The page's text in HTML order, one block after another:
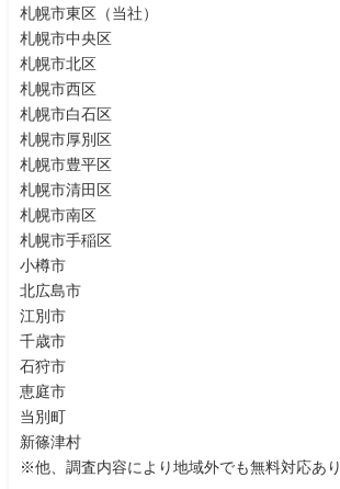
札幌市東区（当社）
札幌市中央区
札幌市北区
札幌市西区
札幌市白石区
札幌市厚別区
札幌市豊平区
札幌市清田区
札幌市南区
札幌市手稲区
小樽市
北広島市
江別市
千歳市
石狩市
恵庭市
当別町
新篠津村
※他、調査内容により地域外でも無料対応あり